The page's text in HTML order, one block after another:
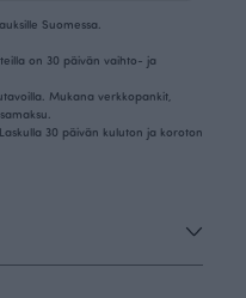
Suomessa.
on 30 päivän vaihto- ja
Mukana verkkopankit,
30 päivän kuluton ja koroton